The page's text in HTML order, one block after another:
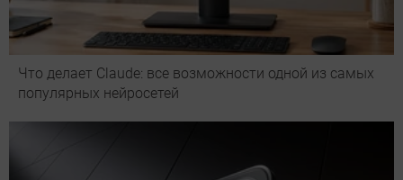
Что делает Сlaude: все возможности одной из самых
популярных нейросетей